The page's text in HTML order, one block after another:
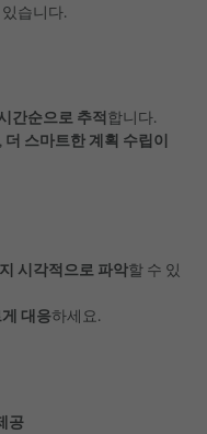
습니다.
간순으로 추적 합니다.
더 스마트한 계획 수립이
시각적으로 파악할 수 있
대응하세요.
공